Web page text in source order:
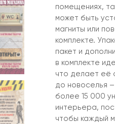
помещениях,
может быть
магниты или
комплекте.
пакет и
в комплекте
что делает её
до новоселья
более 15 000
интерьера,
чтобы каждый